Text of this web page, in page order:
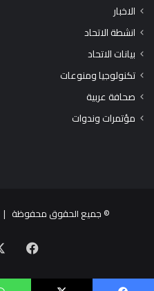
الاخبار
انشطة الاتحاد
بيانات الاتحاد
تكنولوجيا ومنوعات
صحافة عربية
مؤتمرات وندوات
© جميع الحقوق محفوظة |